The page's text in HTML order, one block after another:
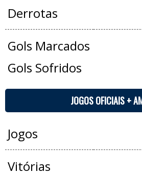
Derrotas
Gols Marcados
Gols Sofridos
JOGOS OFICIAIS +
Jogos
Vitórias